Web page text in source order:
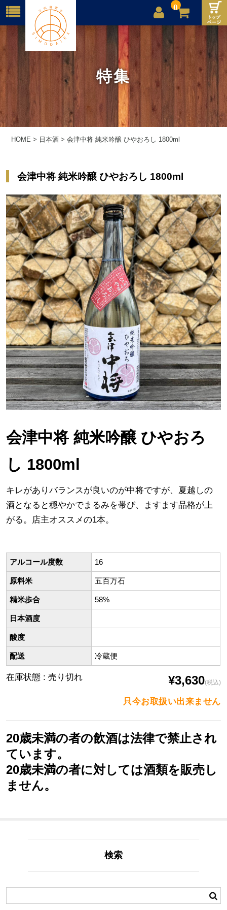
0
店舗案内
ご利用案内
送料
お問合せ
特集
HOME > 日本酒 >会津中将 純米吟醸 ひやおろし 1800ml
会津中将 純米吟醸 ひやおろし 1800ml
会津中将 純米吟醸 ひやおろ
し 1800ml
キレがありバランスが良いのが中将ですが、夏越しの
酒となると穏やかでまるみを帯び、ますます品格が上
がる。店主オススメの1本。
アルコール度数 16
原料米 五百万石
精米歩合 58%
日本酒度
酸度
配送 冷蔵便
在庫状態 : 売り切れ ¥3,630(税込)
只今お取扱い出来ません
20歳未満の者の飲酒は法律で禁止され
ています。
20歳未満の者に対しては酒類を販売し
ません。
検索